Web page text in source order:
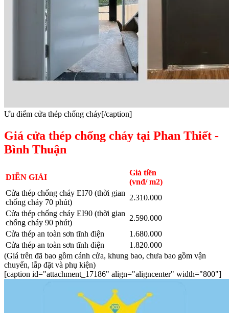
Ưu điểm cửa thép chống cháy[/caption]
Giá cửa thép chống cháy tại Phan Thiết -
Bình Thuận
DIỄN GIẢI
Giá tiền
(vnđ/ m2)
Cửa thép chống cháy EI70 (thời gian
chống cháy 70 phút)
2.310.000
Cửa thép chống cháy EI90 (thời gian
chống cháy 90 phút)
2.590.000
Cửa thép an toàn sơn tĩnh điện
1.680.000
Cửa thép an toàn sơn tĩnh điện
1.820.000
(Giá trên đã bao gồm cánh cửa, khung bao, chưa bao gồm vận
chuyển, lắp đặt và phụ kiện)
[caption id="attachment_17186" align="aligncenter" width="800"]